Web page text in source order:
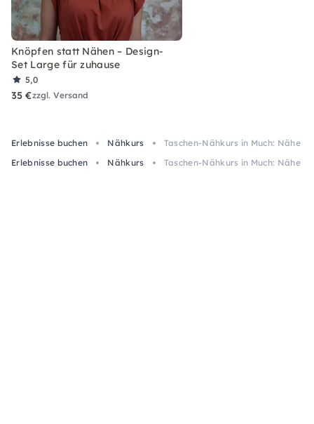
Knöpfen statt Nähen – Design-
Set Large für zuhause
5,0
35 €zzgl. Versand
Erlebnisse buchen Nähkurs
Taschen-Nähkurs in Much: Nähe
Erlebnisse buchen
Nähkurs Taschen-Nähkurs in Much: Nähe